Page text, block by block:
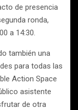
de presencia
ronda,
a 14:30.
también una
para todas las
Action Space
asistente
de otra